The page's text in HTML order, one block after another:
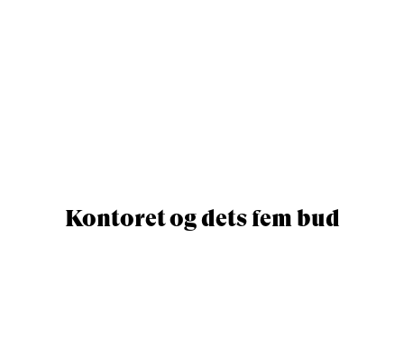
Kontoret og dets fem bud